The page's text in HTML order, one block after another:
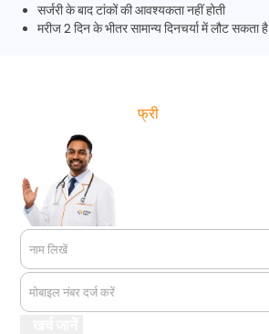
सर्जरी के बाद टांकों की आवश्यकता नहीं होती
मरीज 2 दिन के भीतर सामान्य दिनचर्या में लौट सकता है
फ्री
नाम लिखें
मोबाइल नंबर दर्ज करें